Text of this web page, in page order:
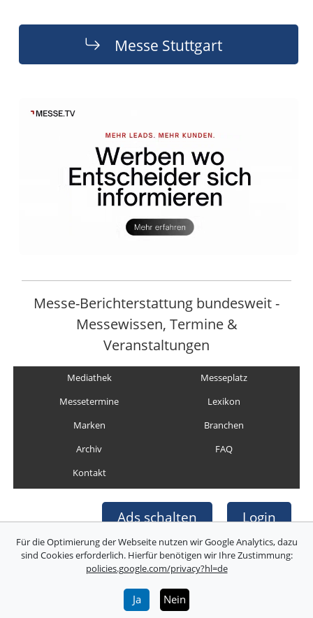
Messe Stuttgart
Messe-Berichterstattung bundesweit -
Messewissen, Termine &
Veranstaltungen
Mediathek
Messeplatz
Messetermine
Lexikon
Marken
Branchen
Archiv
FAQ
Kontakt
Ads schalten Login
Copyright © Deutsche Messefilm & Medien GmbH
Folgen Sie uns:
Impressum AGB
Für die Optimierung der Webseite nutzen wir Google Analytics, dazu
sind Cookies erforderlich. Hierfür benötigen wir Ihre Zustimmung:
policies.google.com/privacy?hl=de
Ja Nein